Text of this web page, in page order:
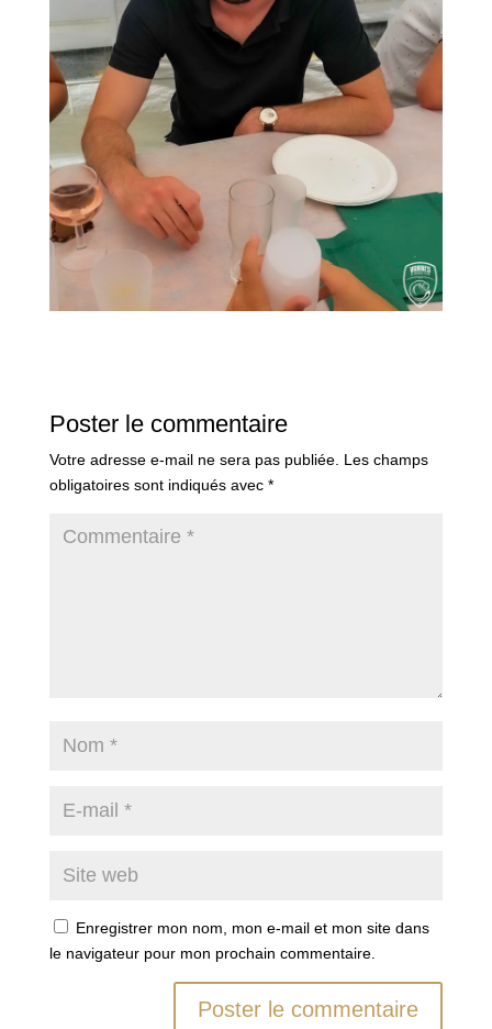
Poster le commentaire
Votre adresse e-mail ne sera pas publiée. Les champs
obligatoires sont indiqués avec *
Enregistrer mon nom, mon e-mail et mon site dans
le navigateur pour mon prochain commentaire.